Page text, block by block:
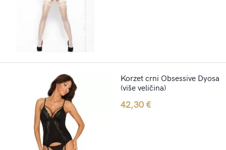
Korzet crni Obsessive Dyosa
(više veličina)
42,30€